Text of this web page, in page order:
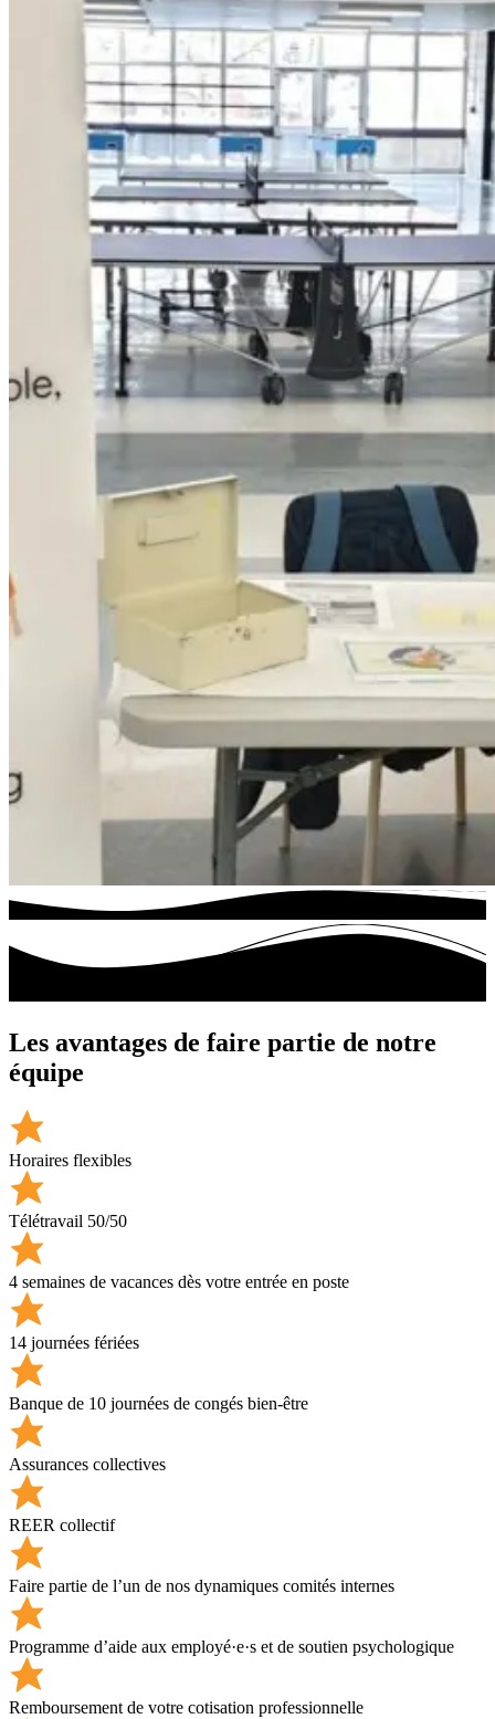
Les avantages de faire partie de notre
équipe
Horaires flexibles
Télétravail 50/50
4 semaines de vacances dès votre entrée en poste
14 journées fériées
Banque de 10 journées de congés bien-être
Assurances collectives
REER collectif
Faire partie de l’un de nos dynamiques comités internes
Programme d’aide aux employé·e·s et de soutien psychologique
Remboursement de votre cotisation professionnelle